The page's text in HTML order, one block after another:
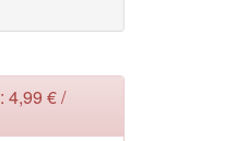
: 4,99 € /